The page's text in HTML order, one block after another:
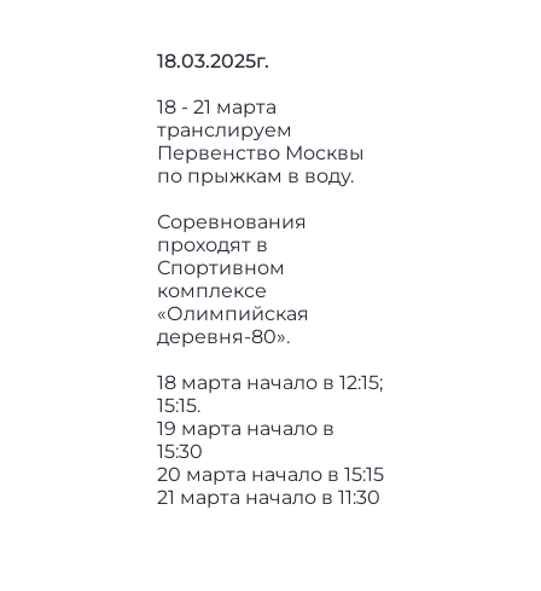
18.03.2025г.
18 - 21 марта
транслируем
Первенство Москвы
по прыжкам в воду.
Соревнования
проходят в
Спортивном
комплексе
«Олимпийская
деревня-80».
18 марта начало в 12:15;
15:15.
19 марта начало в
15:30
20 марта начало в 15:15
21 марта начало в 11:30